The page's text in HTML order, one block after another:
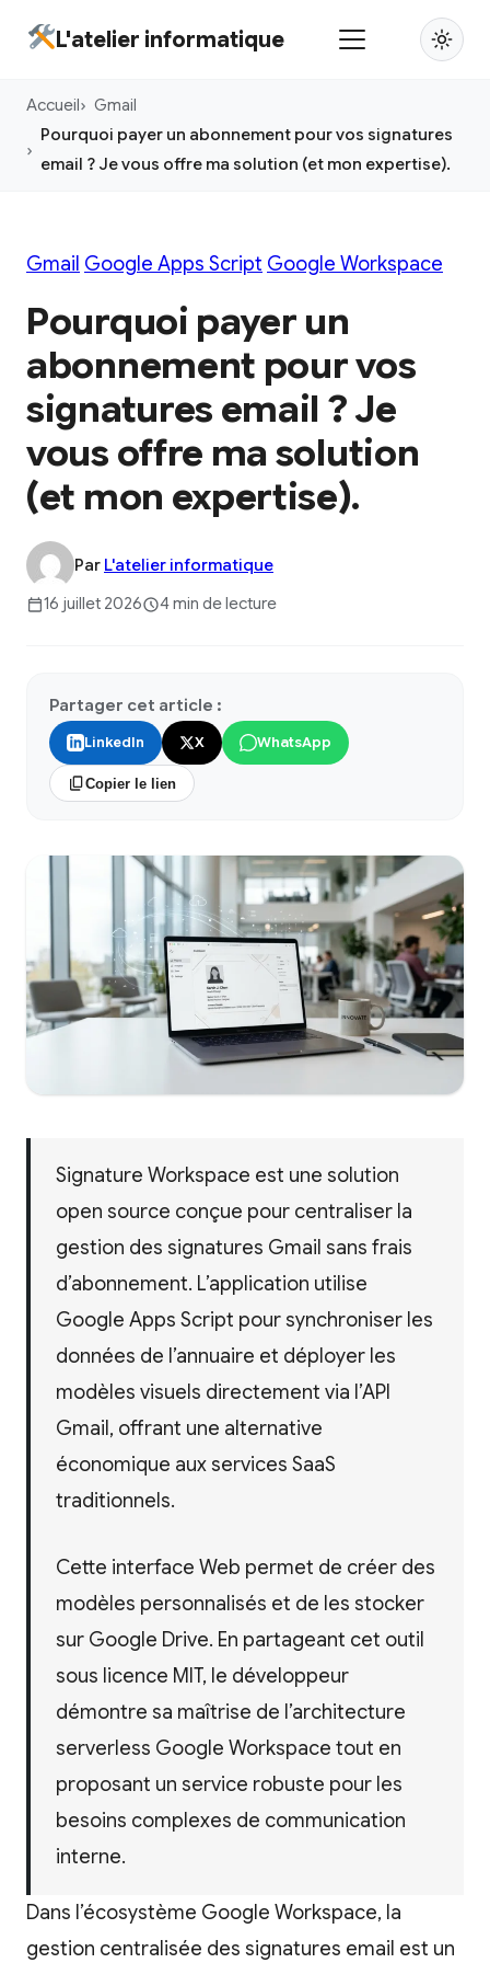
principal
L'atelier informatique
Accueil
Gmail
Pourquoi payer un abonnement pour vos signatures
email ? Je vous offre ma solution (et mon expertise).
Gmail Google Apps Script Google Workspace
Pourquoi payer un
abonnement pour vos
signatures email ? Je
vous offre ma solution
(et mon expertise).
Par L'atelier informatique
16 juillet 2026
4 min de lecture
Partager cet article :
LinkedIn X WhatsApp
Copier le lien
Signature Workspace est une solution
open source conçue pour centraliser la
gestion des signatures Gmail sans frais
d’abonnement. L’application utilise
Google Apps Script pour synchroniser les
données de l’annuaire et déployer les
modèles visuels directement via l’API
Gmail, offrant une alternative
économique aux services SaaS
traditionnels.
Cette interface Web permet de créer des
modèles personnalisés et de les stocker
sur Google Drive. En partageant cet outil
sous licence MIT, le développeur
démontre sa maîtrise de l’architecture
serverless Google Workspace tout en
proposant un service robuste pour les
besoins complexes de communication
interne.
Dans l’écosystème Google Workspace, la
gestion centralisée des signatures email est un